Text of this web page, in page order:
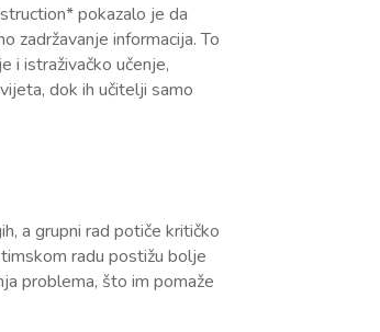
pokazalo je da
zadržavanje informacija. To
i istraživačko učenje,
dok ih učitelji samo
a grupni rad potiče kritičko
radu postižu bolje
problema, što im pomaže